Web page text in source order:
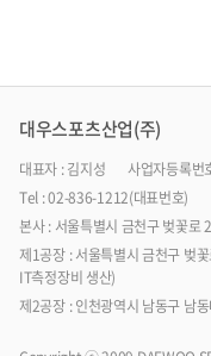
대우스포츠산업(주)
대표자 : 김지성
사업자등록
Tel : 02-836-1212(대표번호)
본사 : 서울특별시 금천구 벚꽃
제1공장 : 서울특별시 금천구 벚
IT측정장비 생산)
제2공장 : 인천광역시 남동구 남